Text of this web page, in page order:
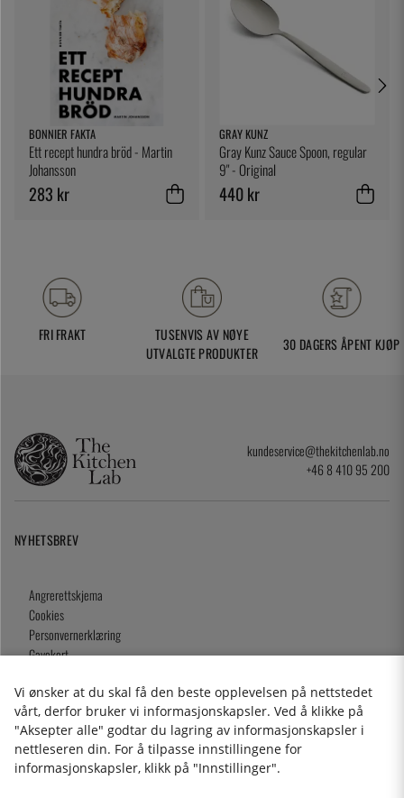
BONNIER FAKTA
Ett recept hundra bröd - Martin
Johansson
283 kr
GRAY KUNZ
Gray Kunz Sauce Spoon, regular
9" - Original
440 kr
FRI FRAKT
TUSENVIS AV NØYE
UTVALGTE PRODUKTER
30 DAGERS ÅPENT KJØP
kundeservice@thekitchenlab.no
+46 8 410 95 200
NYHETSBREV
Angrerettskjema
Cookies
Personvernerklæring
Gavekort
2026 KitchenLab AB
Vi ønsker at du skal få den beste opplevelsen på nettstedet
vårt, derfor bruker vi informasjonskapsler. Ved å klikke på
"Aksepter alle" godtar du lagring av informasjonskapsler i
nettleseren din. For å tilpasse innstillingene for
informasjonskapsler, klikk på "Innstillinger".